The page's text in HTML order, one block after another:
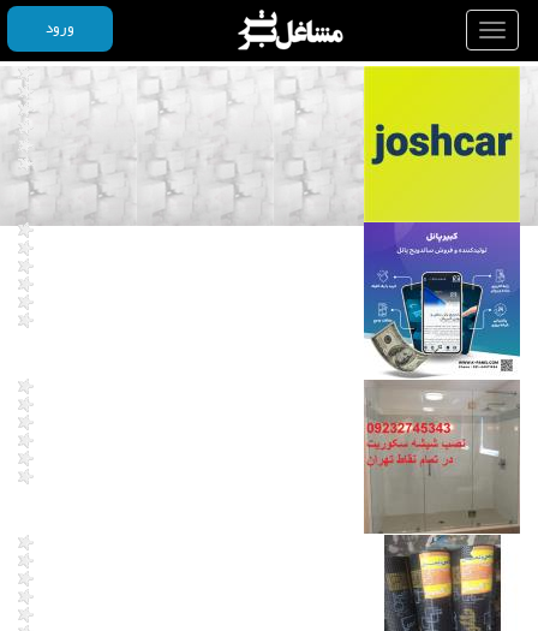
Toggle
navigation
ورود